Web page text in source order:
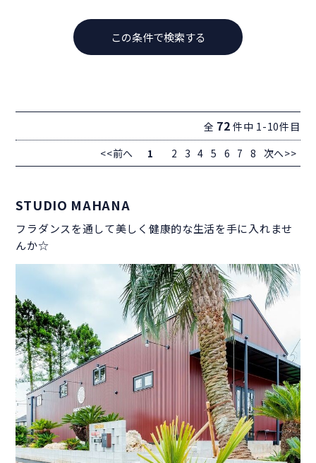
全 72 件中 1-10件目
<<前へ
1 2 3 4 5 6 7 8 次へ>>
STUDIO MAHANA
フラダンスを通して美しく健康的な生活を手に入れませ
んか☆